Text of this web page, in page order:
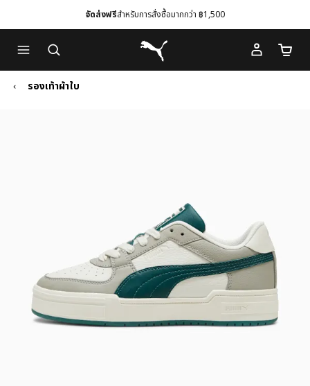
to
Main
content
to
Footer
Content
จัดส่งฟรีสำหรับการสั่งซื้อมากกว่า ฿1,500
Puma โฮม
จำนว
รองเท้าผ้าใบ